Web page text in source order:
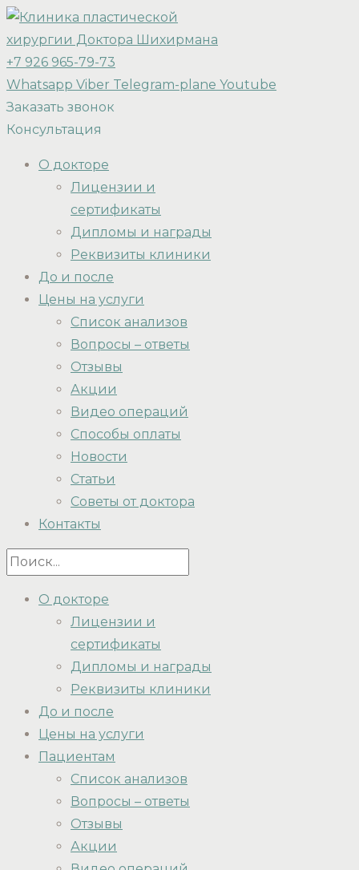
+7 926 965-79-73
Whatsapp Viber Telegram-plane Youtube
Заказать звонок
Консультация
О докторе
Лицензии и
сертификаты
Дипломы и награды
Реквизиты клиники
До и после
Цены на услуги
Список анализов
Вопросы – ответы
Отзывы
Акции
Видео операций
Способы оплаты
Новости
Статьи
Советы от доктора
Контакты
О докторе
Лицензии и
сертификаты
Дипломы и награды
Реквизиты клиники
До и после
Цены на услуги
Пациентам
Список анализов
Вопросы – ответы
Отзывы
Акции